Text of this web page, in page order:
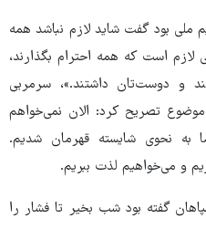
ملی بود گفت شاید لازم نباشد همه
لازم است که همه احترام بگذارند،
و دوست‌تان داشتند.»، سرمربی
تصریح کرد: الان نمی‌خواهم
نحوی شایسته قهرمان شدیم.
و می‌خواهیم لذت ببریم.
گفته بود شب بخیر تا فشار را